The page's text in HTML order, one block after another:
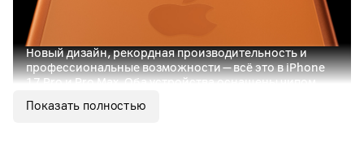
Новый дизайн, рекордная производительность и
профессиональные возможности — всё это в iPhone
17 Pro и Pro Max. Оба устройства оснащены чипом
истории iPhone. Он обеспечивает работу
Показать полностью